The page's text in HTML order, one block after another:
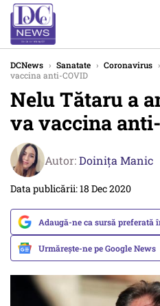
DCNews › Sanatate › Coronavirus ›
vaccina anti-COVID
Nelu Tătaru a
va vaccina
Autor:Doinița Manic
Data publicării: 18 Dec 2020
Adaugă-ne ca sursă preferată
Urmărește-ne pe Google News